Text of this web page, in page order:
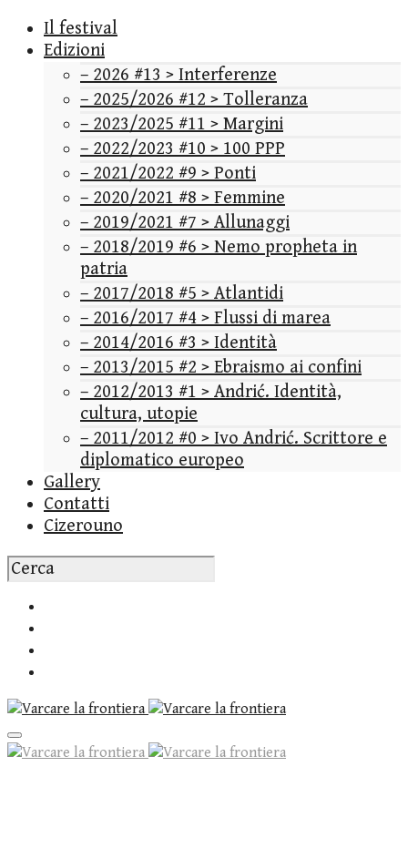
Il festival
Edizioni
– 2026 #13 > Interferenze
– 2025/2026 #12 > Tolleranza
– 2023/2025 #11 > Margini
– 2022/2023 #10 > 100 PPP
– 2021/2022 #9 > Ponti
– 2020/2021 #8 > Femmine
– 2019/2021 #7 > Allunaggi
– 2018/2019 #6 > Nemo propheta in
patria
– 2017/2018 #5 > Atlantidi
– 2016/2017 #4 > Flussi di marea
– 2014/2016 #3 > Identità
– 2013/2015 #2 > Ebraismo ai confini
– 2012/2013 #1 > Andrić. Identità,
cultura, utopie
– 2011/2012 #0 > Ivo Andrić. Scrittore e
diplomatico europeo
Gallery
Contatti
Cizerouno